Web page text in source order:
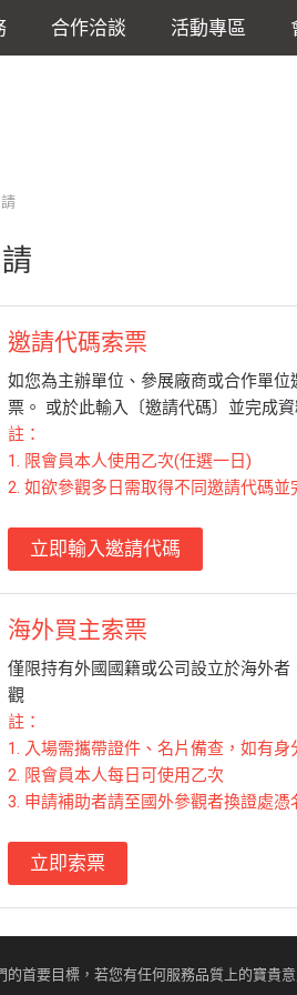
合作洽談 活動專區
邀請代碼索票
如您為主辦單位、參展廠商或合作單
票。 或於此輸入〔邀請代碼〕並完成
註：
1. 限會員本人使用乙次(任選一日)
2. 如欲參觀多日需取得不同邀請代碼並
立即輸入邀請代碼
海外買主索票
僅限持有外國國籍或公司設立於海外
觀
註：
1. 入場需攜帶證件、名片備查，如有
2. 限會員本人每日可使用乙次
3. 申請補助者請至國外參觀者換證處憑
立即索票
的首要目標，若您有任何服務品質上的寶貴